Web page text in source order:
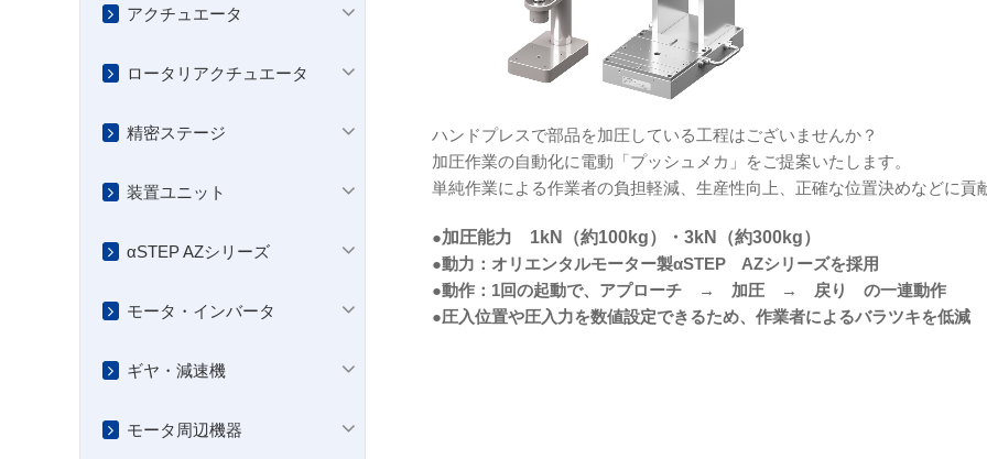
ハンドプレスで部品を加圧している工程はございませんか？
加圧作業の自動化に電動「プッシュメカ」をご提案いたします。
単純作業による作業者の負担軽減、生産性向上、正確な位置決めなどに貢
●加圧能力 1kN（約100kg）・3kN（約300kg）
●動力：オリエンタルモーター製αSTEP AZシリーズを採用
●動作：1回の起動で、アプローチ → 加圧 → 戻り の一連動作
●圧入位置や圧入力を数値設定できるため、作業者によるバラツキを低減
アクチュエータ
ロータリアクチュエータ
精密ステージ
装置ユニット
αSTEP AZシリーズ
モータ・インバータ
ギヤ・減速機
モータ周辺機器